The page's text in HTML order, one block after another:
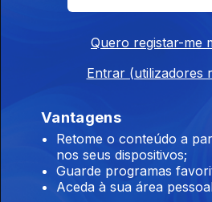
RTP PLAY
EM DIRETO
REVER PROGRAMAS
CONCURSOS
Quero registar-me
Entrar (utilizadores
Vantagens
Retome o conteúdo a
nos seus dispositivos;
Guarde programas
Aceda à sua área